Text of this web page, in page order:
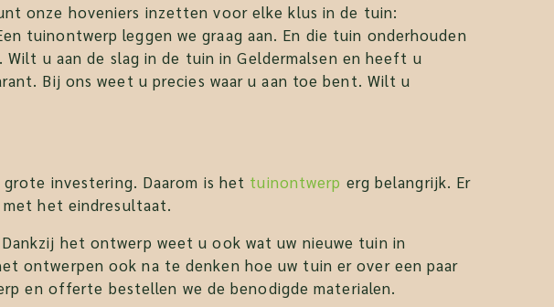
onze hoveniers inzetten voor elke klus in de tuin:
tuinontwerp leggen we graag aan. En die tuin onderhouden
u aan de slag in de tuin in Geldermalsen en heeft u
Bij ons weet u precies waar u aan toe bent. Wilt u
investering. Daarom is het tuinontwerp erg belangrijk. Er
het eindresultaat.
het ontwerp weet u ook wat uw nieuwe tuin in
ontwerpen ook na te denken hoe uw tuin er over een paar
en offerte bestellen we de benodigde materialen.